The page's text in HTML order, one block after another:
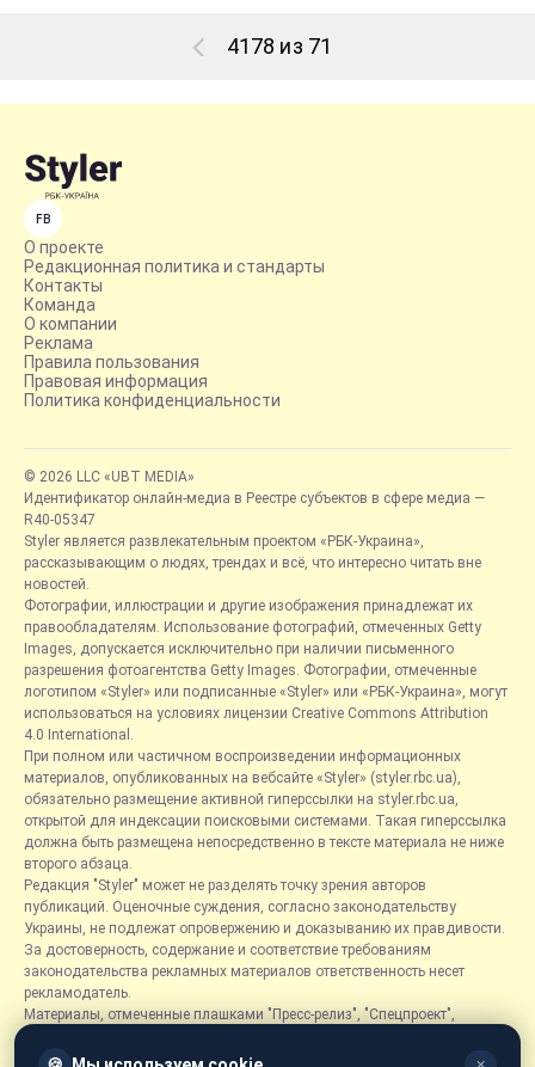
4178 из 71
FB
О проекте
Редакционная политика и стандарты
Контакты
Команда
О компании
Реклама
Правила пользования
Правовая информация
Политика конфиденциальности
© 2026 LLC «UBT MEDIA»
Идентификатор онлайн-медиа в Реестре субъектов в сфере медиа —
R40-05347
Styler является развлекательным проектом «РБК-Украина»,
рассказывающим о людях, трендах и всё, что интересно читать вне
новостей.
Фотографии, иллюстрации и другие изображения принадлежат их
правообладателям. Использование фотографий, отмеченных Getty
Images, допускается исключительно при наличии письменного
разрешения фотоагентства Getty Images. Фотографии, отмеченные
логотипом «Styler» или подписанные «Styler» или «РБК-Украина», могут
использоваться на условиях лицензии Creative Commons Attribution
4.0 International.
При полном или частичном воспроизведении информационных
материалов, опубликованных на вебсайте «Styler» (styler.rbc.ua),
обязательно размещение активной гиперссылки на styler.rbc.ua,
открытой для индексации поисковыми системами. Такая гиперссылка
должна быть размещена непосредственно в тексте материала не ниже
второго абзаца.
Редакция "Styler" может не разделять точку зрения авторов
публикаций. Оценочные суждения, согласно законодательству
Украины, не подлежат опровержению и доказыванию их правдивости.
За достоверность, содержание и соответствие требованиям
законодательства рекламных материалов ответственность несет
рекламодатель.
Материалы, отмеченные плашками "Пресс-релиз", "Спецпроект",
размещаются на правах рекламы.